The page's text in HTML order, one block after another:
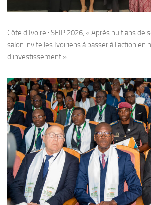
Côte d’Ivoire : SEIP 2026, « Après huit ans de
salon invite les Ivoiriens à passer à l’action en
d’investissement »